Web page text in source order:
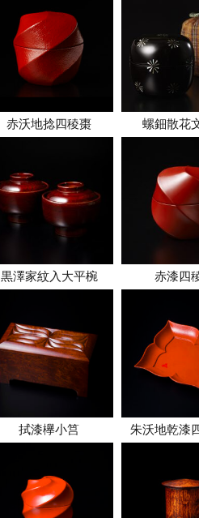
赤沃地捻四稜棗 螺鈿散花
黒澤家紋入大平椀 赤漆四
拭漆欅小筥 朱沃地乾漆